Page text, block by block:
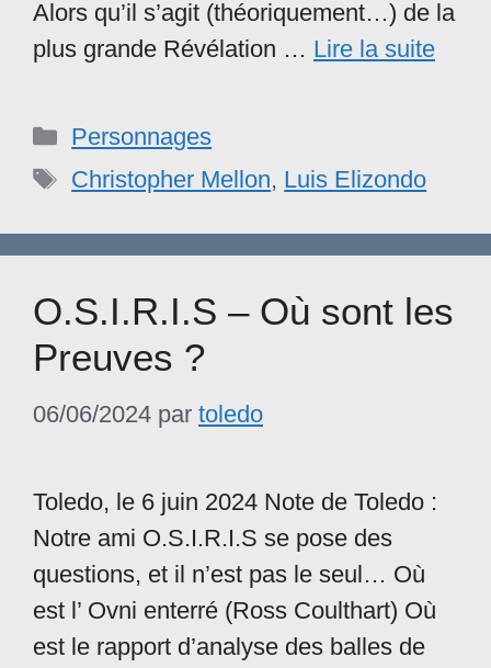
Alors qu’il s’agit (théoriquement…) de la
plus grande Révélation … Lire la suite
Catégories
Personnages
Étiquettes
Christopher Mellon, Luis Elizondo
O.S.I.R.I.S – Où sont les
Preuves ?
06/06/2024 par toledo
Toledo, le 6 juin 2024 Note de Toledo :
Notre ami O.S.I.R.I.S se pose des
questions, et il n’est pas le seul… Où
est l’ Ovni enterré (Ross Coulthart) Où
est le rapport d’analyse des balles de